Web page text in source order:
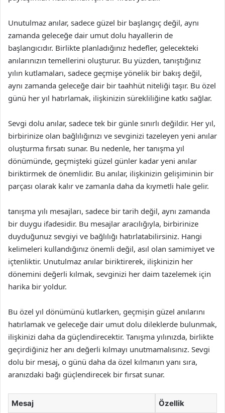
Unutulmaz anılar, sadece güzel bir başlangıç değil, aynı
zamanda geleceğe dair umut dolu hayallerin de
başlangıcıdır. Birlikte planladığınız hedefler, gelecekteki
anılarınızın temellerini oluşturur. Bu yüzden, tanıştığınız
yılın kutlamaları, sadece geçmişe yönelik bir bakış değil,
aynı zamanda geleceğe dair bir taahhüt niteliği taşır. Bu özel
günü her yıl hatırlamak, ilişkinizin sürekliliğine katkı sağlar.
Sevgi dolu anılar, sadece tek bir günle sınırlı değildir. Her yıl,
birbirinize olan bağlılığınızı ve sevginizi tazeleyen yeni anılar
oluşturma fırsatı sunar. Bu nedenle, her tanışma yıl
dönümünde, geçmişteki güzel günler kadar yeni anılar
biriktirmek de önemlidir. Bu anılar, ilişkinizin gelişiminin bir
parçası olarak kalır ve zamanla daha da kıymetli hale gelir.
tanışma yılı mesajları, sadece bir tarih değil, aynı zamanda
bir duygu ifadesidir. Bu mesajlar aracılığıyla, birbirinize
duyduğunuz sevgiyi ve bağlılığı hatırlatabilirsiniz. Hangi
kelimeleri kullandığınız önemli değil, asıl olan samimiyet ve
içtenliktir. Unutulmaz anılar biriktirerek, ilişkinizin her
dönemini değerli kılmak, sevginizi her daim tazelemek için
harika bir yoldur.
Bu özel yıl dönümünü kutlarken, geçmişin güzel anılarını
hatırlamak ve geleceğe dair umut dolu dileklerde bulunmak,
ilişkinizi daha da güçlendirecektir. Tanışma yılınızda, birlikte
geçirdiğiniz her anı değerli kılmayı unutmamalısınız. Sevgi
dolu bir mesaj, o günü daha da özel kılmanın yanı sıra,
aranızdaki bağı güçlendirecek bir fırsat sunar.
Mesaj Özellik